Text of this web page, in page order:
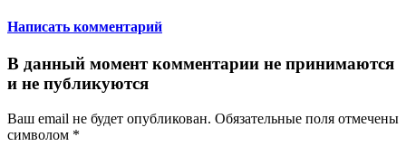
Написать комментарий
В данный момент комментарии не принимаются
и не публикуются
Ваш email не будет опубликован. Обязательные поля отмечены
символом *